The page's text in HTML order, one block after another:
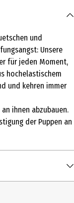
und
Unsere
für jeden Moment,
hochelastischem
und kehren immer
ihnen abzubauen.
der Puppen an